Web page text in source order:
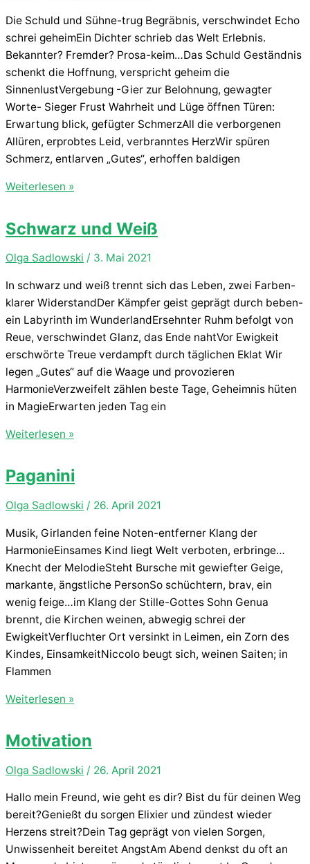
Die Schuld und Sühne-trug Begräbnis, verschwindet Echo
schrei geheimEin Dichter schrieb das Welt Erlebnis.
Bekannter? Fremder? Prosa-keim…Das Schuld Geständnis
schenkt die Hoffnung, verspricht geheim die
SinnenlustVergebung -Gier zur Belohnung, gewagter
Worte- Sieger Frust Wahrheit und Lüge öffnen Türen:
Erwartung blick, gefügter SchmerzAll die verborgenen
Allüren, erprobtes Leid, verbranntes HerzWir spüren
Schmerz, entlarven „Gutes“, erhoffen baldigen
Schuld
Sühne
Weiterlesen »
Schwarz und Weiß
Olga Sadlowski / 3. Mai 2021
In schwarz und weiß trennt sich das Leben, zwei Farben-
klarer WiderstandDer Kämpfer geist geprägt durch beben-
ein Labyrinth im WunderlandErsehnter Ruhm befolgt von
Reue, verschwindet Glanz, das Ende nahtVor Ewigkeit
erschwörte Treue verdampft durch täglichen Eklat Wir
legen „Gutes“ auf die Waage und provozieren
HarmonieVerzweifelt zählen beste Tage, Geheimnis hüten
in MagieErwarten jeden Tag ein
Schwarz
Weiß
Weiterlesen »
Paganini
Olga Sadlowski / 26. April 2021
Musik, Girlanden feine Noten-entferner Klang der
HarmonieEinsames Kind liegt Welt verboten, erbringe…
Knecht der MelodieSteht Bursche mit gewiefter Geige,
markante, ängstliche PersonSo schüchtern, brav, ein
wenig feige…im Klang der Stille-Gottes Sohn Genua
brennt, die Kirchen weinen, abwegig schrei der
EwigkeitVerfluchter Ort versinkt in Leimen, ein Zorn des
Kindes, EinsamkeitNiccolo beugt sich, weinen Saiten; in
Flammen
Paganini
Weiterlesen »
Motivation
Olga Sadlowski / 26. April 2021
Hallo mein Freund, wie geht es dir? Bist du für deinen Weg
bereit?Genießt du sorgen Elixier und zündest wieder
Herzens streit?Dein Tag geprägt von vielen Sorgen,
Unwissenheit bereitet AngstAm Abend denkst du oft an